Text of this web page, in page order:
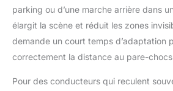
parking ou d’une marche arrière dans
élargit la scène et réduit les zones
demande un court temps d’adaptation
correctement la distance au pare-chocs
Pour des conducteurs qui reculent